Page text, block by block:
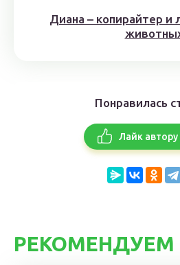
Диана – копирайтер и
Понравилась
Лайк автору
РЕКОМЕНДУЕМ